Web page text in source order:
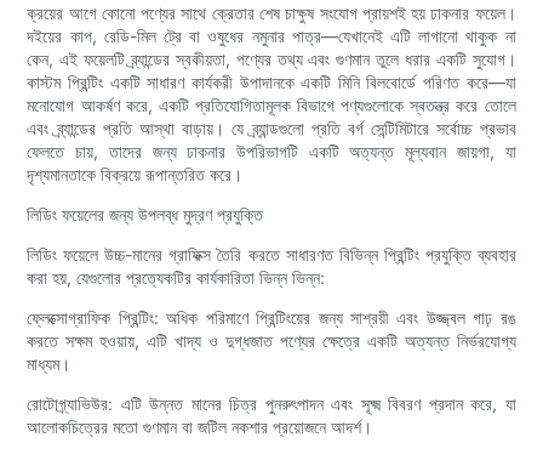
ক্রয়ের আগে কোনো পণ্যের সাথে ক্রেতার শেষ চাক্ষুষ সংযোগ প্রায়শই হয় ঢাকনার ফয়েল।
দইয়ের কাপ, রেডি-মিল ট্রে বা ওষুধের নমুনার পাত্র—যেখানেই এটি লাগানো থাকুক না
কেন, এই ফয়েলটি ব্র্যান্ডের স্বকীয়তা, পণ্যের তথ্য এবং গুণমান তুলে ধরার একটি সুযোগ।
কাস্টম প্রিন্টিং একটি সাধারণ কার্যকরী উপাদানকে একটি মিনি বিলবোর্ডে পরিণত করে—যা
মনোযোগ আকর্ষণ করে, একটি প্রতিযোগিতামূলক বিভাগে পণ্যগুলোকে স্বতন্ত্র করে তোলে
এবং ব্র্যান্ডের প্রতি আস্থা বাড়ায়। যে ব্র্যান্ডগুলো প্রতি বর্গ সেন্টিমিটারে সর্বোচ্চ প্রভাব
ফেলতে চায়, তাদের জন্য ঢাকনার উপরিভাগটি একটি অত্যন্ত মূল্যবান জায়গা, যা
দৃশ্যমানতাকে বিক্রয়ে রূপান্তরিত করে।
লিডিং ফয়েলের জন্য উপলব্ধ মুদ্রণ প্রযুক্তি
লিডিং ফয়েলে উচ্চ-মানের গ্রাফিক্স তৈরি করতে সাধারণত বিভিন্ন প্রিন্টিং প্রযুক্তি ব্যবহার
করা হয়, যেগুলোর প্রত্যেকটির কার্যকারিতা ভিন্ন ভিন্ন:
ফ্লেক্সোগ্রাফিক প্রিন্টিং: অধিক পরিমাণে প্রিন্টিংয়ের জন্য সাশ্রয়ী এবং উজ্জ্বল গাঢ় রঙ
করতে সক্ষম হওয়ায়, এটি খাদ্য ও দুগ্ধজাত পণ্যের ক্ষেত্রে একটি অত্যন্ত নির্ভরযোগ্য
মাধ্যম।
রোটোগ্র্যাভিউর: এটি উন্নত মানের চিত্র পুনরুৎপাদন এবং সূক্ষ্ম বিবরণ প্রদান করে, যা
আলোকচিত্রের মতো গুণমান বা জটিল নকশার প্রয়োজনে আদর্শ।